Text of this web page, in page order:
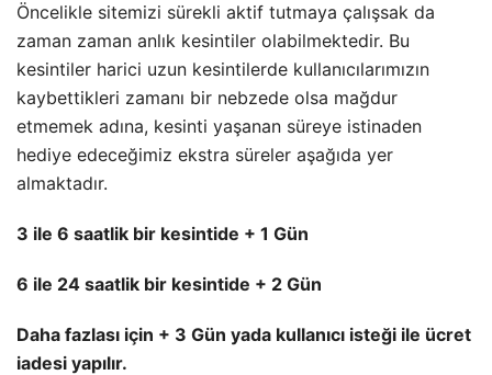
Öncelikle sitemizi sürekli aktif tutmaya çalışsak da
zaman zaman anlık kesintiler olabilmektedir. Bu
kesintiler harici uzun kesintilerde kullanıcılarımızın
kaybettikleri zamanı bir nebzede olsa mağdur
etmemek adına, kesinti yaşanan süreye istinaden
hediye edeceğimiz ekstra süreler aşağıda yer
almaktadır.
3 ile 6 saatlik bir kesintide + 1 Gün
6 ile 24 saatlik bir kesintide + 2 Gün
Daha fazlası için + 3 Gün yada kullanıcı isteği ile ücret
iadesi yapılır.